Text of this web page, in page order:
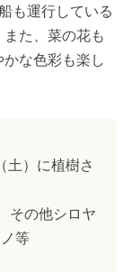
も運行している
た、菜の花も
な色彩も楽し
土）に植樹さ
その他シロヤ
等